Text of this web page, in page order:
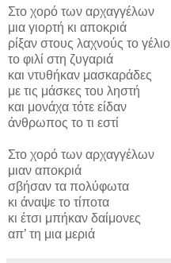
Στο χορό των αρχαγγέλων
μια γιορτή κι αποκριά
ρίξαν στους λαχνούς το γέλιο
το φιλί στη ζυγαριά
και ντυθήκαν μασκαράδες
με τις μάσκες του ληστή
και μονάχα τότε είδαν
άνθρωπος το τι εστί
Στο χορό των αρχαγγέλων
μιαν αποκριά
σβήσαν τα πολύφωτα
κι άναψε το τίποτα
κι έτσι μπήκαν δαίμονες
απ’ τη μια μεριά